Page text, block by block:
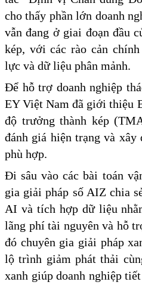
cho thấy phần lớn doanh
vẫn đang ở giai đoạn đầu
kép, với các rào cản
lực và dữ liệu phân mảnh.
Để hỗ trợ doanh nghiệp
EY Việt Nam đã giới thiệu
độ trưởng thành kép
đánh giá hiện trạng và
phù hợp.
Đi sâu vào các bài toán
gia giải pháp số AIZ chia
AI và tích hợp dữ liệu
lãng phí tài nguyên và hỗ
đó chuyên gia giải pháp
lộ trình giảm phát thải
xanh giúp doanh nghiệp